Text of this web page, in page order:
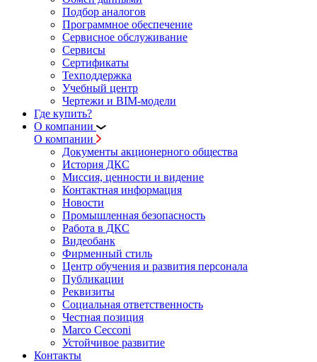
Подбор аналогов
Программное обеспечение
Сервисное обслуживание
Сервисы
Сертификаты
Техподдержка
Учебный центр
Чертежи и BIM-модели
Где купить?
О компании
О компании
Документы акционерного общества
История ДКС
Миссия, ценности и видение
Контактная информация
Новости
Промышленная безопасность
Работа в ДКС
Видеобанк
Фирменный стиль
Центр обучения и развития персонала
Публикации
Реквизиты
Социальная ответственность
Честная позиция
Marco Cecconi
Устойчивое развитие
Контакты